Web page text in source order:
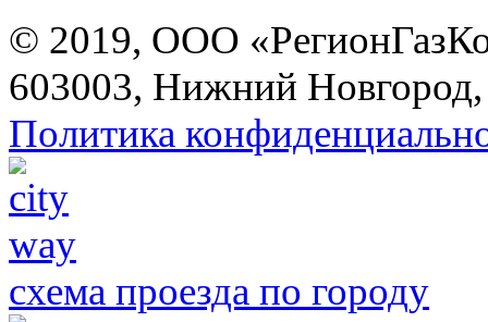
© 2019, ООО
603003, Нижний
Политика
схема проезда по городу